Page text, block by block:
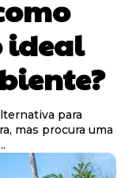
ideal
para
mas procura uma